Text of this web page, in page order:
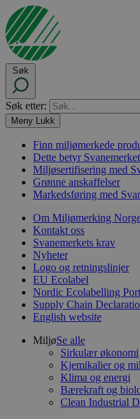
Søk
Søk etter:
Meny Lukk
Finn miljømerkede
Dette betyr Svanemerket
Miljøsertifisering med
Grønne anskaffelser
Markedsføring med
Om Miljømerking
Kontakt oss
Svanemerkets krav
Nyheter
Logo og retningslinjer
EU Ecolabel
Nordic Ecolabelling
Supply Chain
English website
MiljøSe alle
Sirkulær økonomi
Kjemikalier og
Klima og energi
Bærekraft og
Clean Industrial